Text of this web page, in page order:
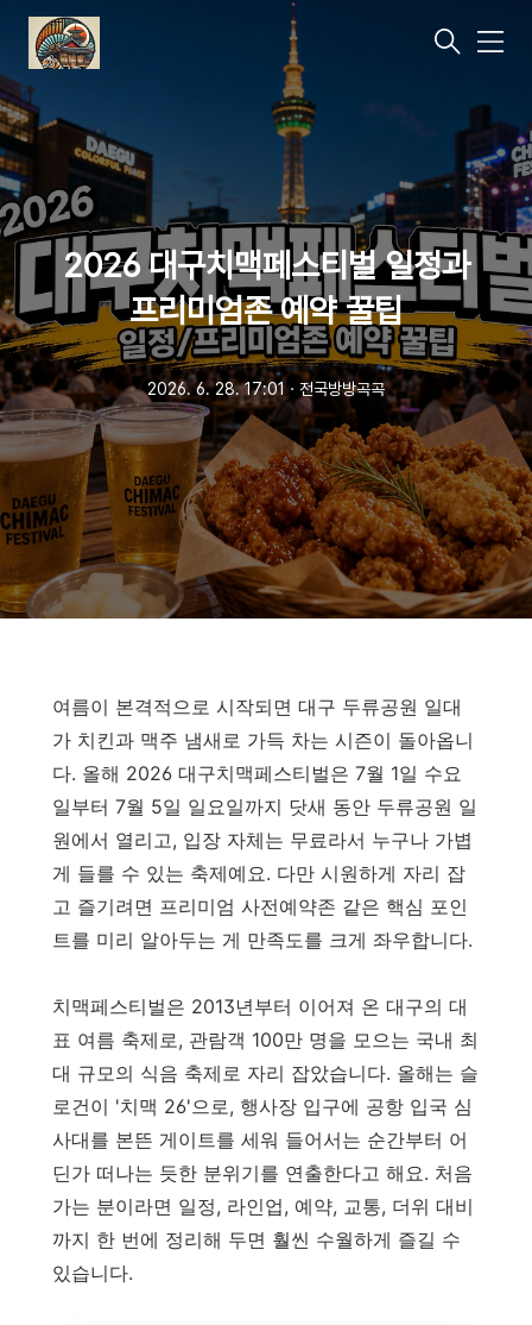
메
2026 대구치맥페스티벌 일정과
프리미엄존 예약 꿀팁
2026. 6. 28. 17:01 ㆍ 전국방방곡곡
여름이 본격적으로 시작되면 대구 두류공원 일대
가 치킨과 맥주 냄새로 가득 차는 시즌이 돌아옵니
다. 올해 2026 대구치맥페스티벌은 7월 1일 수요
일부터 7월 5일 일요일까지 닷새 동안 두류공원 일
원에서 열리고, 입장 자체는 무료라서 누구나 가볍
게 들를 수 있는 축제예요. 다만 시원하게 자리 잡
고 즐기려면 프리미엄 사전예약존 같은 핵심 포인
트를 미리 알아두는 게 만족도를 크게 좌우합니다.
치맥페스티벌은 2013년부터 이어져 온 대구의 대
표 여름 축제로, 관람객 100만 명을 모으는 국내 최
대 규모의 식음 축제로 자리 잡았습니다. 올해는 슬
로건이 '치맥 26'으로, 행사장 입구에 공항 입국 심
사대를 본뜬 게이트를 세워 들어서는 순간부터 어
딘가 떠나는 듯한 분위기를 연출한다고 해요. 처음
가는 분이라면 일정, 라인업, 예약, 교통, 더위 대비
까지 한 번에 정리해 두면 훨씬 수월하게 즐길 수
있습니다.